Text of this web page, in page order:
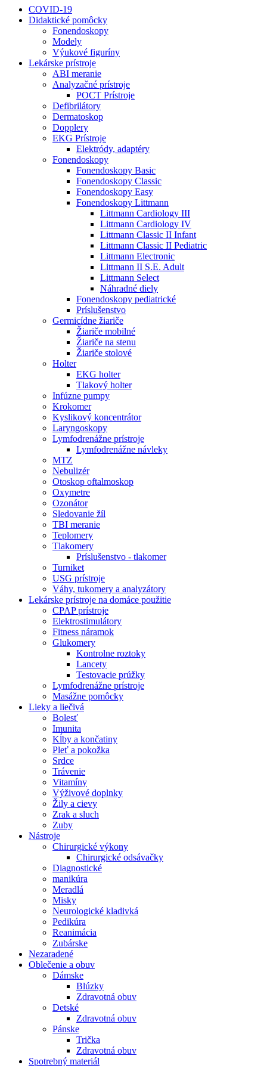
COVID-19
Didaktické pomôcky
Fonendoskopy
Modely
Výukové figuríny
Lekárske prístroje
ABI meranie
Analyzačné prístroje
POCT Prístroje
Defibrilátory
Dermatoskop
Dopplery
EKG Prístroje
Elektródy, adaptéry
Fonendoskopy
Fonendoskopy Basic
Fonendoskopy Classic
Fonendoskopy Easy
Fonendoskopy Littmann
Littmann Cardiology III
Littmann Cardiology IV
Littmann Classic II Infant
Littmann Classic II Pediatric
Littmann Electronic
Littmann II S.E. Adult
Littmann Select
Náhradné diely
Fonendoskopy pediatrické
Príslušenstvo
Germicídne žiariče
Žiariče mobilné
Žiariče na stenu
Žiariče stolové
Holter
EKG holter
Tlakový holter
Infúzne pumpy
Krokomer
Kyslikový koncentrátor
Laryngoskopy
Lymfodrenážne prístroje
Lymfodrenážne návleky
MTZ
Nebulizér
Otoskop oftalmoskop
Oxymetre
Ozonátor
Sledovanie žíl
TBI meranie
Teplomery
Tlakomery
Príslušenstvo - tlakomer
Turniket
USG prístroje
Váhy, tukomery a analyzátory
Lekárske prístroje na domáce použitie
CPAP prístroje
Elektrostimulátory
Fitness náramok
Glukomery
Kontrolne roztoky
Lancety
Testovacie prúžky
Lymfodrenážne prístroje
Masážne pomôcky
Lieky a liečivá
Bolesť
Imunita
Kĺby a končatiny
Pleť a pokožka
Srdce
Trávenie
Vitamíny
Výživové doplnky
Žily a cievy
Zrak a sluch
Zuby
Nástroje
Chirurgické výkony
Chirurgické odsávačky
Diagnostické
manikúra
Meradlá
Misky
Neurologické kladivká
Pedikúra
Reanimácia
Zubárske
Nezaradené
Oblečenie a obuv
Dámske
Blúzky
Zdravotná obuv
Detské
Zdravotná obuv
Pánske
Trička
Zdravotná obuv
Spotrebný materiál